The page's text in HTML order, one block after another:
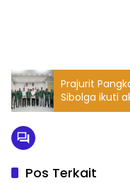
Prajurit
Sibolga ikuti
Pos Terkait